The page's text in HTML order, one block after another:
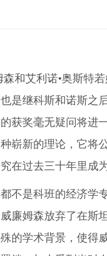
和艾利诺•奥斯特
是继科斯和诺斯之
获奖毫无疑问将进
崭新的理论，它将
在过去三十年里成
不是科班的经济学
廉姆森放弃了在斯
的学术背景，使得